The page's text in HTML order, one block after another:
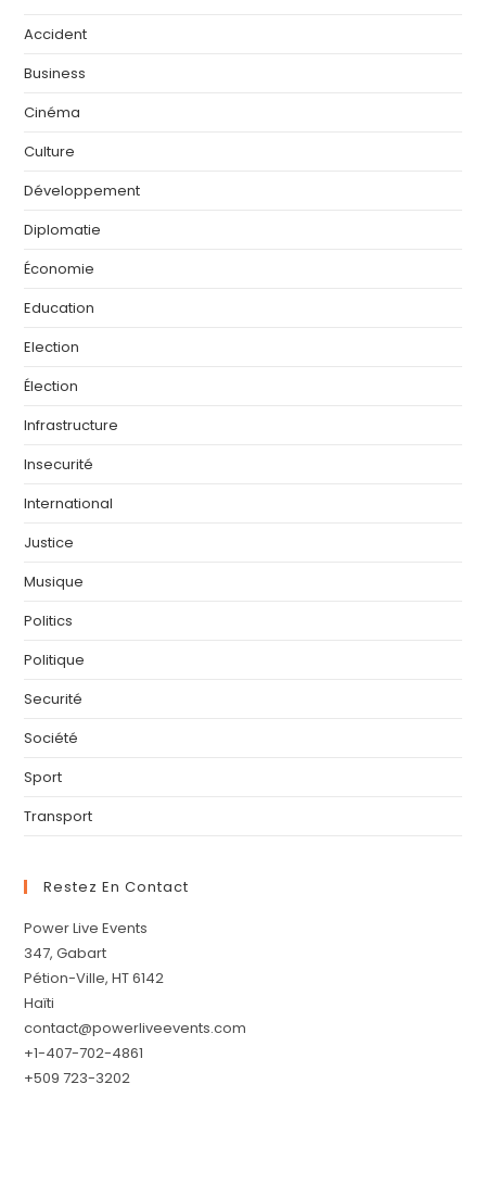
Accident
Business
Cinéma
Culture
Développement
Diplomatie
Économie
Education
Election
Élection
Infrastructure
Insecurité
International
Justice
Musique
Politics
Politique
Securité
Société
Sport
Transport
Restez En Contact
Power Live Events
347, Gabart
Pétion-Ville, HT 6142
Haïti
contact@powerliveevents.com
+1-407-702-4861
+509 723-3202